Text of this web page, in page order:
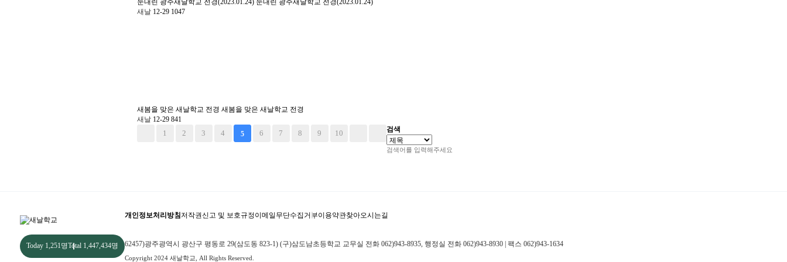
눈내린 광주새날학교 전경(2023.01.24) 눈내린 광주새날학교 전경(2023.01.24)
새날 12-29 1047
새봄을 맞은 새날학교 전경 새봄을 맞은 새날학교 전경
새날 12-29 841
1 2 3 4 5 6 7 8 9 10 검색
Today 1,251명Total 1,447,434명
개인정보처리방침저작권신고 및 보호규정이메일무단수집거부이용약관찾아오시는길
62457)광주광역시 광산구 평동로 29(삼도동 823-1) (구)삼도남초등학교 교무실 전화 062)943-8935, 행정실 전화 062)943-8930 | 팩스 062)943-1634
Copyright 2024 새날학교, All Rights Reserved.